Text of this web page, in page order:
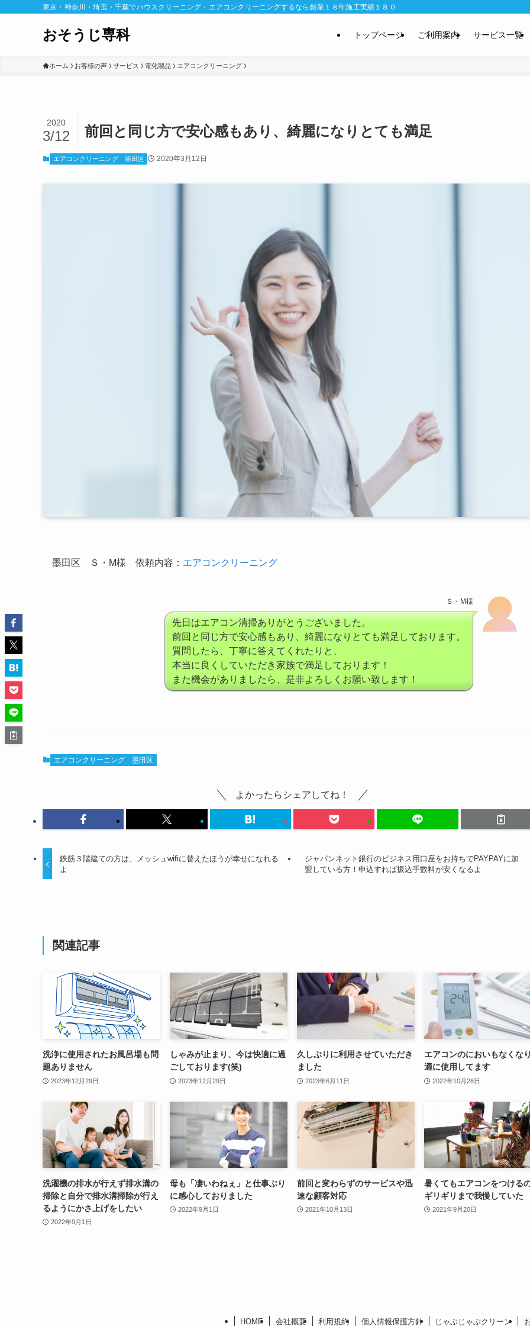
東京・神奈川・埼玉・千葉でハウスクリーニング・エアコンクリーニングするなら創業１８年施工実績１８０００件のおそうじ専科で。完全定額制
おそうじ専科 トップページ ご利用案内 サービス一覧
ホーム お客様の声 サービス 電化製品 エアコンクリーニング
前回と同じ方で安心感もあり、綺麗になりとても満足
2020
3/12
エアコンクリーニング 墨田区 2020年3月12日
墨田区 Ｓ・M様 依頼内容： エアコンクリーニング
Ｓ・M様
先日はエアコン清掃ありがとうございました。
前回と同じ方で安心感もあり、綺麗になりとても満足しております。
質問したら、丁寧に答えてくれたりと、
本当に良くしていただき家族で満足しております！
また機会がありましたら、是非よろしくお願い致します！
エアコンクリーニング 墨田区
よかったらシェアしてね！
鉄筋３階建ての方は、メッシュwifiに替えたほうが幸せになれる
よ
ジャパンネット銀行のビジネス用口座をお持ちでPAYPAYに加
盟している方！申込すれば振込手数料が安くなるよ
関連記事
洗浄に使用されたお風呂場も問
題ありません
2023年12月29日
しゃみが止まり、今は快適に過
ごしております(笑)
2023年12月29日
久しぶりに利用させていただき
ました
2023年6月11日
エアコンのにおいもなくな
適に使用してます
2022年10月28日
洗濯機の排水が行えず排水溝の
掃除と自分で排水溝掃除が行え
るようにかさ上げをしたい
2022年9月1日
母も「凄いわねぇ」と仕事ぶり
に感心しておりました
2022年9月1日
前回と変わらずのサービスや迅
速な顧客対応
2021年10月13日
暑くてもエアコンをつける
ギリギリまで我慢していた
2021年9月20日
HOME 会社概要 利用規約 個人情報保護方針 じゃぶじゃぶクリーン